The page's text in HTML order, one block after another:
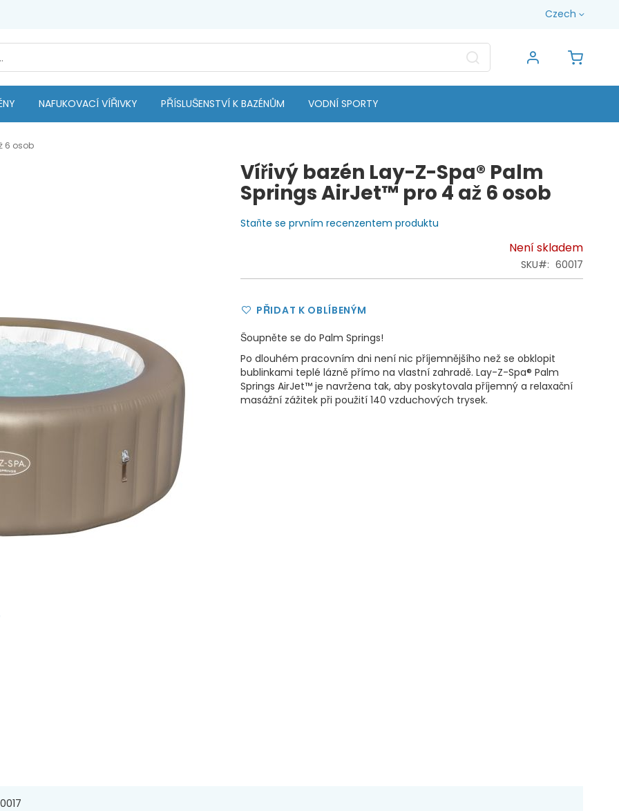
Jazyk
Czech
Můj
Search
NAFUKOVACÍ VÍŘIVKY PŘÍSLUŠENSTVÍ K BAZÉNŮM VODNÍ SPORTY
6 osob
Vířivý bazén Lay-Z-Spa® Palm
Springs AirJet™ pro 4 až 6 osob
Staňte se prvním recenzentem produktu
Není skladem
SKU 60017
PŘIDAT K OBLÍBENÝM
Šoupněte se do Palm Springs!
Po dlouhém pracovním dni není nic příjemnějšího než se obklopit
bublinkami teplé lázně přímo na vlastní zahradě. Lay-Z-Spa® Palm
Springs AirJet™ je navržena tak, aby poskytovala příjemný a relaxační
masážní zážitek při použití 140 vzduchových trysek.